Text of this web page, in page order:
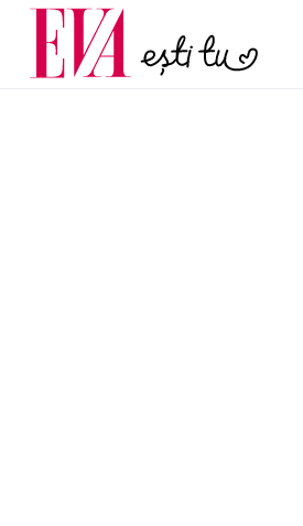
Carieră
Actualitate